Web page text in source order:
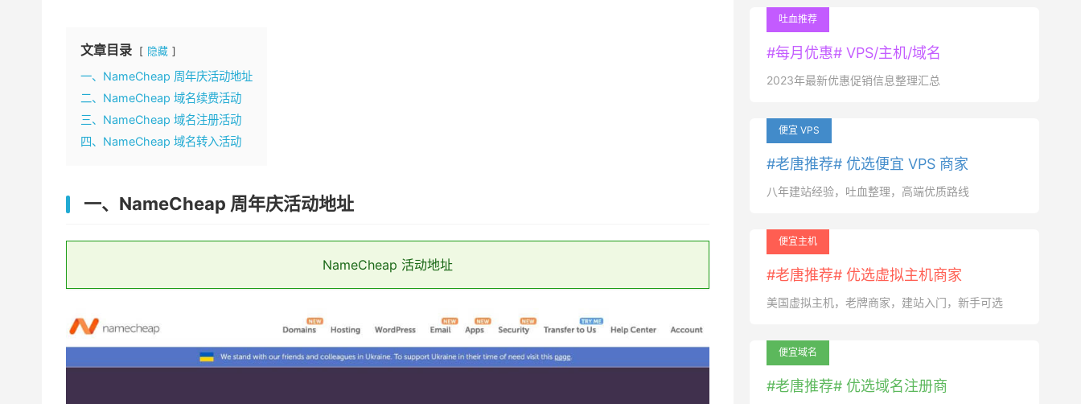
文章目录 隐藏
一、NameCheap 周年庆活动地址
二、NameCheap 域名续费活动
三、NameCheap 域名注册活动
四、NameCheap 域名转入活动
一、NameCheap 周年庆活动地址
NameCheap 活动地址
吐血推荐
#每月优惠# VPS/主机/域名
2023年最新优惠促销信息整理汇总
便宜 VPS
#老唐推荐# 优选便宜 VPS 商家
八年建站经验，吐血整理，高端优质路线
便宜主机
#老唐推荐# 优选虚拟主机商家
美国虚拟主机，老牌商家，建站入门，新手可选
便宜域名
#老唐推荐# 优选域名注册商